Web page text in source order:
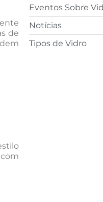
de
Eventos Sobre
Notícias
Tipos de Vidro